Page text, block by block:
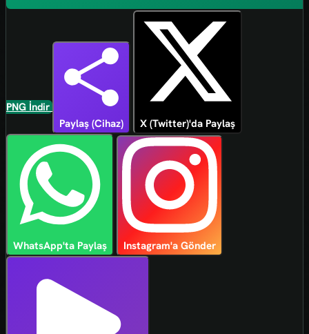
PNG İndir
Paylaş (Cihaz)
X (Twitter)'da Paylaş
WhatsApp'ta Paylaş Instagram'a Gönder